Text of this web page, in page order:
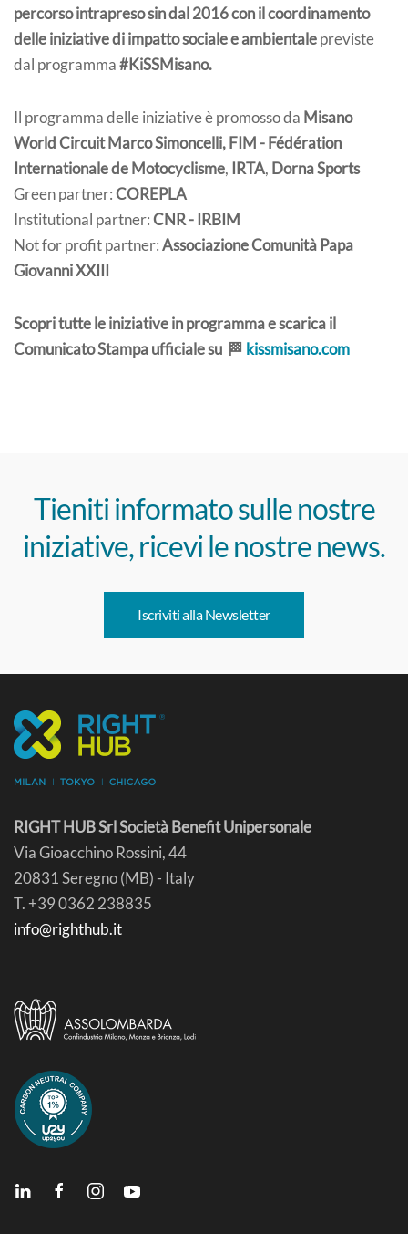
percorso intrapreso sin dal 2016 con il coordinamento
delle iniziative di impatto sociale e ambientale previste
dal programma #KiSSMisano.
Il programma delle iniziative è promosso da Misano
World Circuit Marco Simoncelli, FIM - Fédération
Internationale de Motocyclisme, IRTA, Dorna Sports
Green partner: COREPLA
Institutional partner: CNR - IRBIM
Not for profit partner: Associazione Comunità Papa
Giovanni XXIII
Scopri tutte le iniziative in programma e scarica il
Comunicato Stampa ufficiale su 🏁 kissmisano.com
Tieniti informato sulle nostre
iniziative, ricevi le nostre news.
Iscriviti alla Newsletter
RIGHT HUB Srl Società Benefit Unipersonale
Via Gioacchino Rossini, 44
20831 Seregno (MB) - Italy
T. +39 0362 238835
info@righthub.it